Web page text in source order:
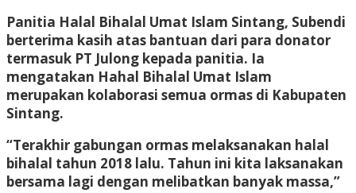
Panitia Halal Bihalal Umat Islam Sintang, Subendi
berterima kasih atas bantuan dari para donator
termasuk PT Julong kepada panitia. Ia
mengatakan Hahal Bihalal Umat Islam
merupakan kolaborasi semua ormas di Kabupaten
Sintang.
“Terakhir gabungan ormas melaksanakan halal
bihalal tahun 2018 lalu. Tahun ini kita laksanakan
bersama lagi dengan melibatkan banyak massa,”